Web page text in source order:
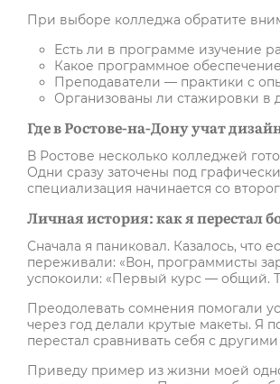
При выборе колледжа обратите
Есть ли в программе изучение
Какое программное
Преподаватели — практики с
Организованы ли стажировки в
Где в Ростове-на-Дону учат
В Ростове несколько колледжей
Одни сразу заточены под
специализация начинается со
Личная история: как я перестал
Сначала я паниковал. Казалось, что
переживали: «Вон, программисты
успокоили: «Первый курс — общий.
Преодолевать сомнения помогали
через год делали крутые макеты. Я
перестал сравнивать себя с
Приведу пример из жизни моей